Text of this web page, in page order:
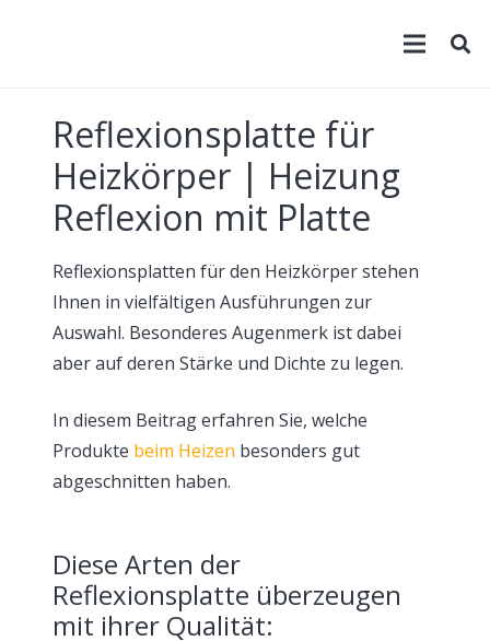
Reflexionsplatte für
Heizkörper | Heizung
Reflexion mit Platte
Reflexionsplatten für den Heizkörper stehen
Ihnen in vielfältigen Ausführungen zur
Auswahl. Besonderes Augenmerk ist dabei
aber auf deren Stärke und Dichte zu legen.
In diesem Beitrag erfahren Sie, welche
Produkte beim Heizen besonders gut
abgeschnitten haben.
Diese Arten der
Reflexionsplatte überzeugen
mit ihrer Qualität: